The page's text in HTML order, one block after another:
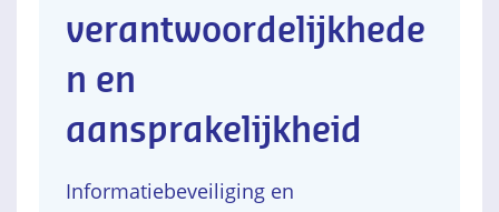
verantwoordelijkhede
n en
aansprakelijkheid
Informatiebeveiliging en